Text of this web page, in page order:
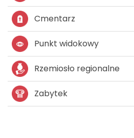
Cmentarz
Punkt widokowy
Rzemiosło regionalne
Zabytek